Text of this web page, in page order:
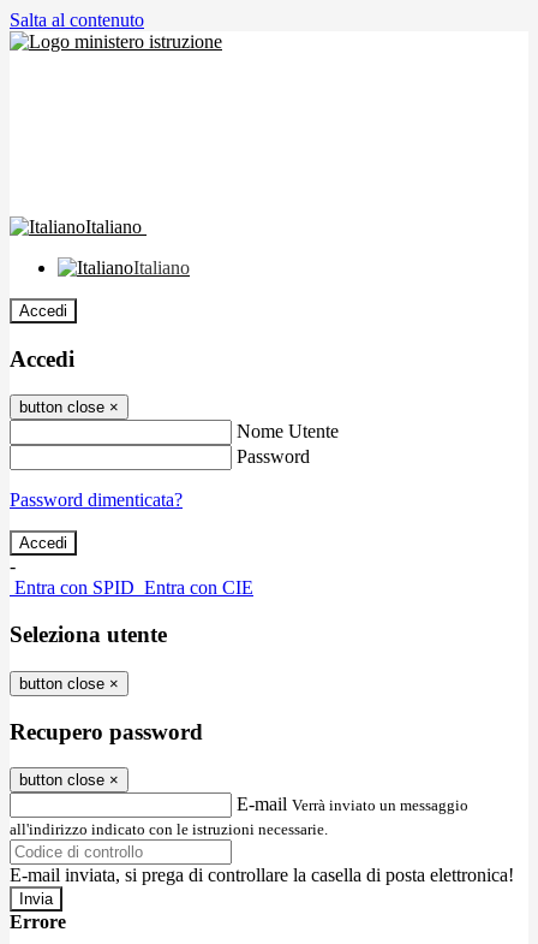
Salta al contenuto
Italiano
Italiano
Accedi
Accedi
button close ×
Nome Utente
Password
Password dimenticata?
-
Entra con SPID Entra con CIE
Seleziona utente
button close ×
Recupero password
button close ×
E-mail Verrà inviato un messaggio
all'indirizzo indicato con le istruzioni necessarie.
E-mail inviata, si prega di controllare la casella di posta elettronica!
Errore